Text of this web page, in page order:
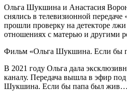
Ольга Шукшина и Анастасия
снялись в телевизионной передаче
прошли проверку на детекторе лжи
отношениях с матерью и другими
Фильм «Ольга Шукшина. Если бы
В 2021 году Ольга дала
каналу. Передача вышла в эфир
Шукшина. Если бы папа был